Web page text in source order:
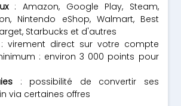
: Amazon, Google Play, Steam,
Nintendo eShop, Walmart, Best
Starbucks et d'autres
: virement direct sur votre compte
: environ 3 000 points pour
: possibilité de convertir ses
via certaines offres